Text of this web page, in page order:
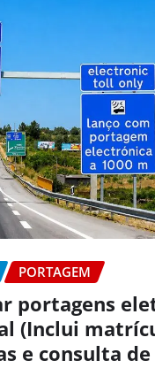
PORTAGEM
portagens
(Inclui
e consulta